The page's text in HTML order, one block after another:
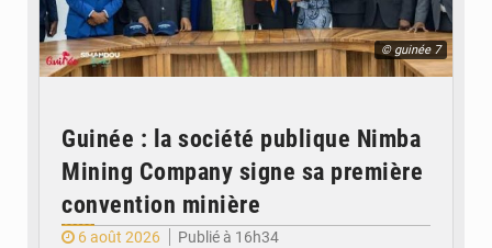
© guinée 7
Guinée : la société publique Nimba
Mining Company signe sa première
convention minière
6 août 2026
Publié à 16h34